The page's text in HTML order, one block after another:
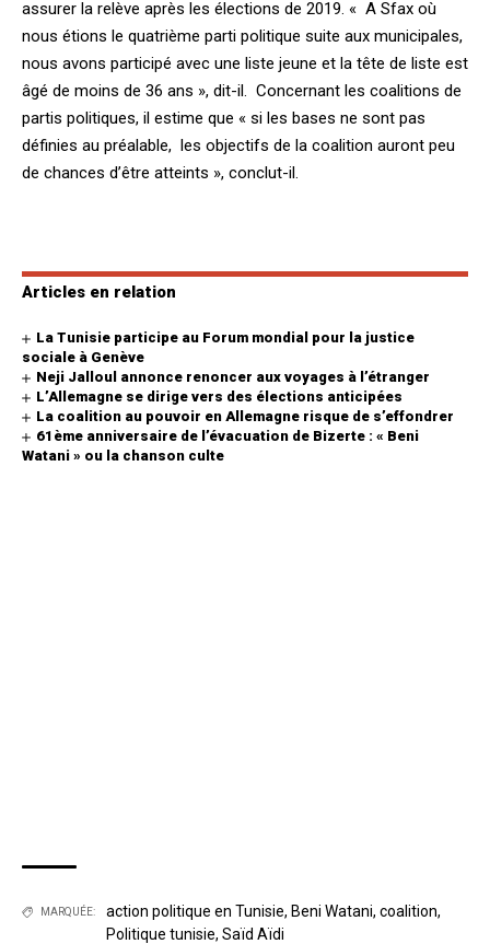
assurer la relève après les élections de 2019. « A Sfax où
nous étions le quatrième parti politique suite aux municipales,
nous avons participé avec une liste jeune et la tête de liste est
âgé de moins de 36 ans », dit-il. Concernant les coalitions de
partis politiques, il estime que « si les bases ne sont pas
définies au préalable, les objectifs de la coalition auront peu
de chances d’être atteints », conclut-il.
Articles en relation
La Tunisie participe au Forum mondial pour la justice
sociale à Genève
Neji Jalloul annonce renoncer aux voyages à l’étranger
L’Allemagne se dirige vers des élections anticipées
La coalition au pouvoir en Allemagne risque de s’effondrer
61ème anniversaire de l’évacuation de Bizerte : « Beni
Watani » ou la chanson culte
MARQUÉE: action politique en Tunisie, Beni Watani, coalition,
Politique tunisie, Saïd Aïdi